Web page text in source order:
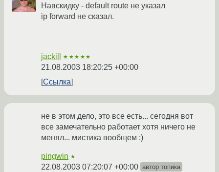
Навскидку - default route не указал
ip forward не сказал.
jackill ★★★★★
21.08.2003 18:20:25 +00:00
Ссылка
не в этом дело, это все есть... сегодня вот
все замечательно работает хотя ничего не
менял... мистика вообщем :)
pingwin ★
22.08.2003 07:20:07 +00:00 автор топика